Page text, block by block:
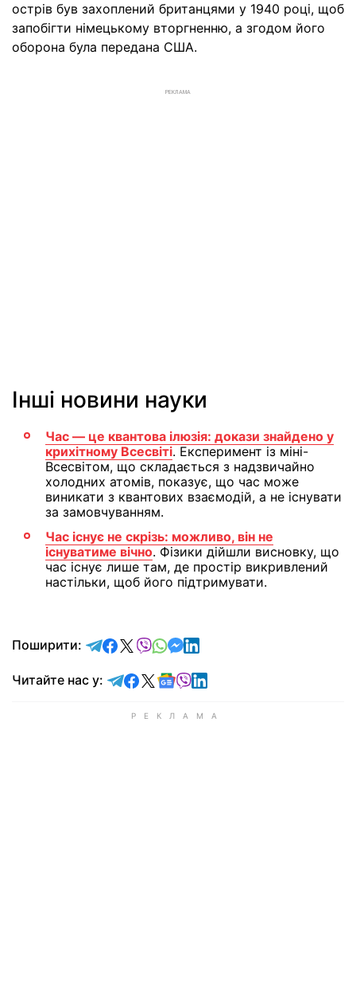
острів був захоплений британцями у 1940 році, щоб
запобігти німецькому вторгненню, а згодом його
оборона була передана США.
РЕКЛАМА
Інші новини науки
Час — це квантова ілюзія: докази знайдено у
крихітному Всесвіті. Експеримент із міні-
Всесвітом, що складається з надзвичайно
холодних атомів, показує, що час може
виникати з квантових взаємодій, а не існувати
за замовчуванням.
Час існує не скрізь: можливо, він не
існуватиме вічно. Фізики дійшли висновку, що
час існує лише там, де простір викривлений
настільки, щоб його підтримувати.
Поширити: відправити у Telegram
поділитись у Facebook
поділитись у X
відправити у Viber
відправити у Whatsapp
відправити у Messenger
відправити у LinkedIn
Читайте нас у: Читайте у Telegram
Читайте у Facebook
Читайте у X
Читайте у Google news
Читайте у Viber
Читайте у LinkedIn